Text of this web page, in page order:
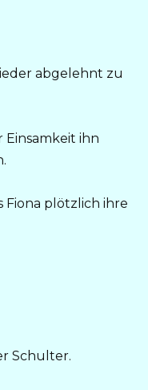
abgelehnt zu
Einsamkeit ihn
Fiona plötzlich ihre
Schulter.